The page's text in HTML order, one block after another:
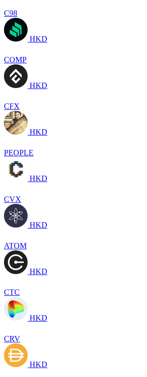
C98
HKD
COMP
HKD
CFX
HKD
PEOPLE
HKD
CVX
HKD
ATOM
HKD
CTC
HKD
CRV
HKD